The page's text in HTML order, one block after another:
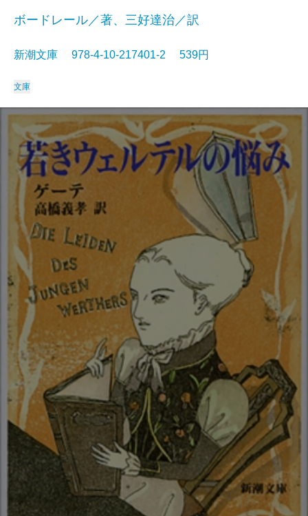
ボードレール／著、三好達治／訳
新潮文庫 978-4-10-217401-2 539円
文庫